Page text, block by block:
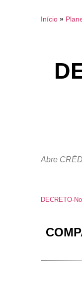
Início »
Abre
DECRETO-